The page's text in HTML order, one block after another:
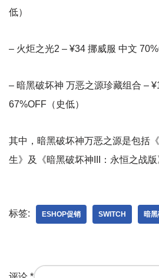
低）
– 火炬之光2 – ¥34 挪威服 中文
– 暗黑破坏神 万恶之源珍藏组合 –
67%OFF（史低）
其中，暗黑破坏神万恶之源是包括
生》及《暗黑破坏神III：永恒之战版
标签: ESHOP促销 SWITCH 暗